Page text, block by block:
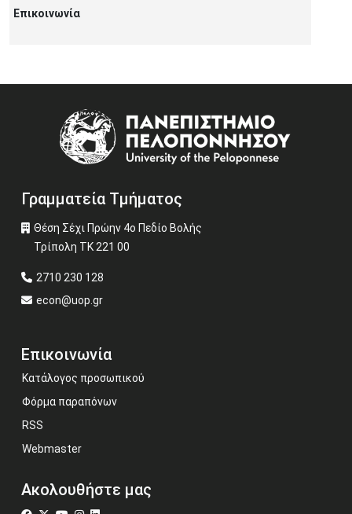
Επικοινωνία
Γραμματεία Τμήματος
Θέση Σέχι Πρώην 4ο Πεδίο Βολής
Τρίπολη ΤΚ 221 00
2710 230 128
econ@uop.gr
Επικοινωνία
Κατάλογος προσωπικού
Φόρμα παραπόνων
RSS
Webmaster
Ακολουθήστε μας